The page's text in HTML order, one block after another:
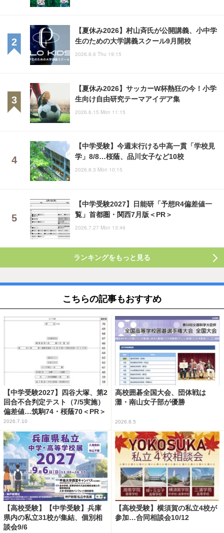
【夏休み2026】村山斉氏が公開講義、小中学
生のための大学講義スクール9月開校
2026.8.6 Thu 19:15
【夏休み2026】サッカーW杯熱狂の今！小学
生向け自由研究テーマアイデア集
2026.6.15 Mon 11:15
【中学受験】今週末行ける中高一貫「学校見
学」8/8…桜蔭、品川女子など10校
2026.8.3 Mon 10:15
【中学受験2027】日能研「予想R4偏差値一
覧」首都圏・関西7月版＜PR＞
2026.7.27 Mon 13:46
ランキングをもっと見る
こちらの記事もおすすめ
【中学受験2027】四谷大塚、第2
回合不合判定テスト（7/5実施）
偏差値…筑駒74・桜蔭70＜PR＞
2026.7.10
高校囲碁全国大会、団体戦は
灘・南山女子部が優勝
2026.8.5
【高校受験】【中学受験】兵庫
県内の私立31校が集結、個別相
談会9/6
【高校受験】横須賀の私立4校が
参加…合同相談会10/12